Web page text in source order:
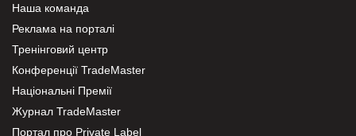
Наша команда
Реклама на порталі
Тренінговий центр
Конференції TradeMaster
Національні Премії
Журнал TradeMaster
Портал про Private Label